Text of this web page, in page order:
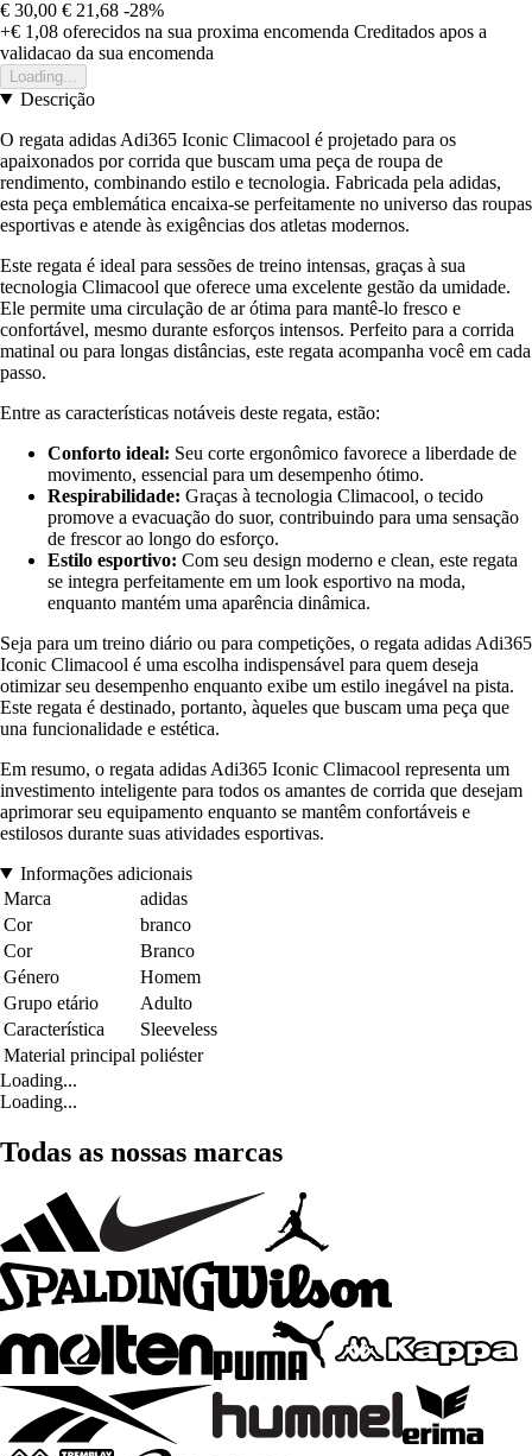
€ 30,00 € 21,68 -28%
+€ 1,08 oferecidos na sua proxima encomenda Creditados apos a
validacao da sua encomenda
Loading...
Descrição
O regata adidas Adi365 Iconic Climacool é projetado para os
apaixonados por corrida que buscam uma peça de roupa de
rendimento, combinando estilo e tecnologia. Fabricada pela adidas,
esta peça emblemática encaixa-se perfeitamente no universo das roupas
esportivas e atende às exigências dos atletas modernos.
Este regata é ideal para sessões de treino intensas, graças à sua
tecnologia Climacool que oferece uma excelente gestão da umidade.
Ele permite uma circulação de ar ótima para mantê-lo fresco e
confortável, mesmo durante esforços intensos. Perfeito para a corrida
matinal ou para longas distâncias, este regata acompanha você em cada
passo.
Entre as características notáveis deste regata, estão:
Conforto ideal: Seu corte ergonômico favorece a liberdade de
movimento, essencial para um desempenho ótimo.
Respirabilidade: Graças à tecnologia Climacool, o tecido
promove a evacuação do suor, contribuindo para uma sensação
de frescor ao longo do esforço.
Estilo esportivo: Com seu design moderno e clean, este regata
se integra perfeitamente em um look esportivo na moda,
enquanto mantém uma aparência dinâmica.
Seja para um treino diário ou para competições, o regata adidas Adi365
Iconic Climacool é uma escolha indispensável para quem deseja
otimizar seu desempenho enquanto exibe um estilo inegável na pista.
Este regata é destinado, portanto, àqueles que buscam uma peça que
una funcionalidade e estética.
Em resumo, o regata adidas Adi365 Iconic Climacool representa um
investimento inteligente para todos os amantes de corrida que desejam
aprimorar seu equipamento enquanto se mantêm confortáveis e
estilosos durante suas atividades esportivas.
Informações adicionais
Marca
adidas
Cor
branco
Cor
Branco
Género
Homem
Grupo etário
Adulto
Característica
Sleeveless
Material principal poliéster
Loading...
Loading...
Todas as nossas marcas